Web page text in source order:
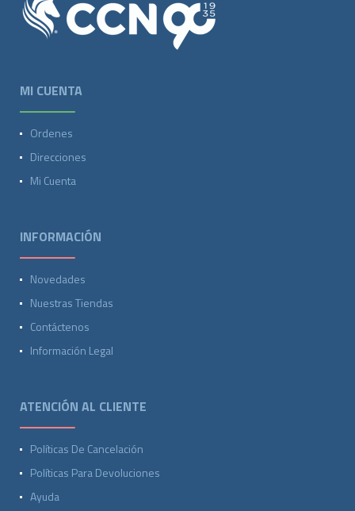
MI CUENTA
Ordenes
Direcciones
Mi Cuenta
INFORMACIÓN
Novedades
Nuestras Tiendas
Contáctenos
Información Legal
ATENCIÓN AL CLIENTE
Políticas De Cancelación
Políticas Para Devoluciones
Ayuda